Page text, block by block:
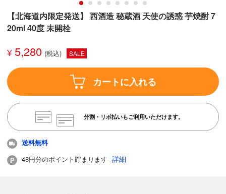
【北海道内限定発送】 西酒造 秘蔵酒 天使の誘惑 芋焼酎 7
20ml 40度 未開栓
¥ 5,280 SALE
カートに入れる
分割・リボ払いもご利用いただけます。
送料無料
48円分のポイント貯まります 詳細